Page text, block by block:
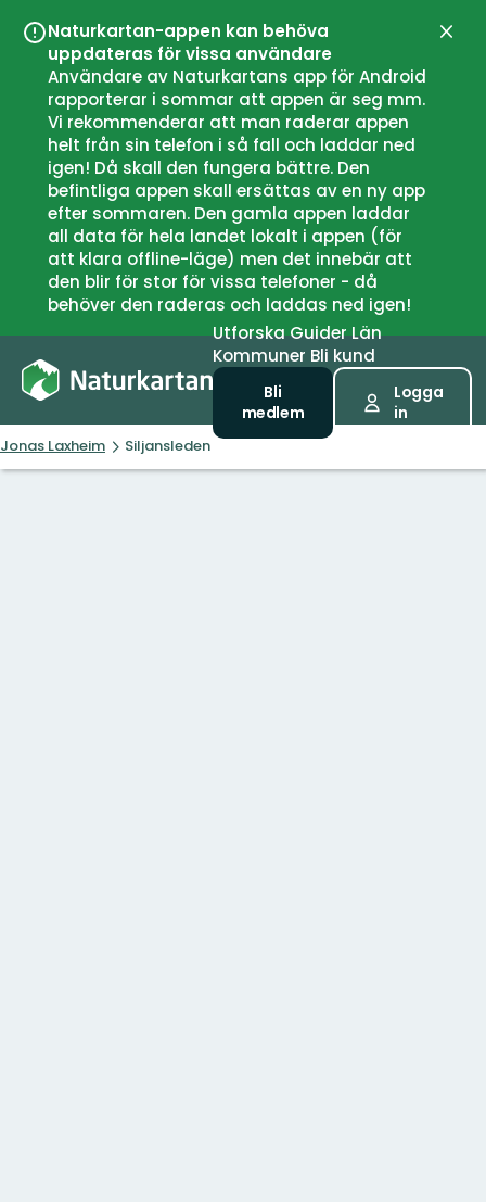
Naturkartan-appen kan behöva
uppdateras för vissa användare
Användare av Naturkartans app för Android
rapporterar i sommar att appen är seg mm.
Vi rekommenderar att man raderar appen
helt från sin telefon i så fall och laddar ned
igen! Då skall den fungera bättre. Den
befintliga appen skall ersättas av en ny app
efter sommaren. Den gamla appen laddar
all data för hela landet lokalt i appen (för
att klara offline-läge) men det innebär att
den blir för stor för vissa telefoner - då
behöver den raderas och laddas ned igen!
UtforskaGuiderLän
Kommuner Bli kund
Bli
medlem
Logga
in
Jonas Laxheim Siljansleden